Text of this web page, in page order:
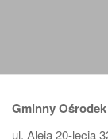
Gminny
ul. Aleja 20-lecia